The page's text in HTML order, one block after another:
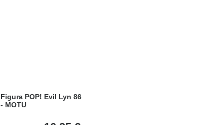
Figura POP! Evil Lyn 86
- MOTU